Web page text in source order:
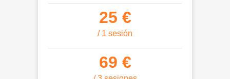
25 €
/ 1 sesión
69 €